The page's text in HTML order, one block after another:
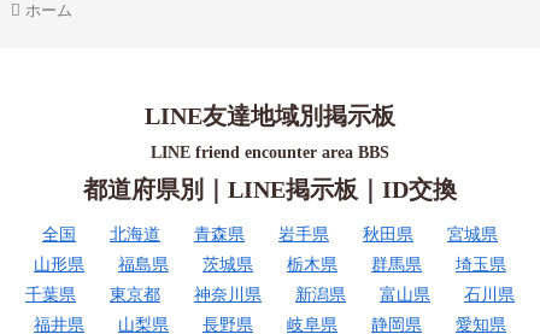
ホーム
LINE友達地域別掲示板
LINE friend encounter area BBS
都道府県別｜LINE掲示板｜ID交換
全国 北海道 青森県 岩手県 秋田県
宮城県
山形県
福島県 茨城県 栃木県 群馬県
埼玉県
千葉県
東京都 神奈川県 新潟県 富山県
石川県
福井県
山梨県 長野県 岐阜県 静岡県 愛知県